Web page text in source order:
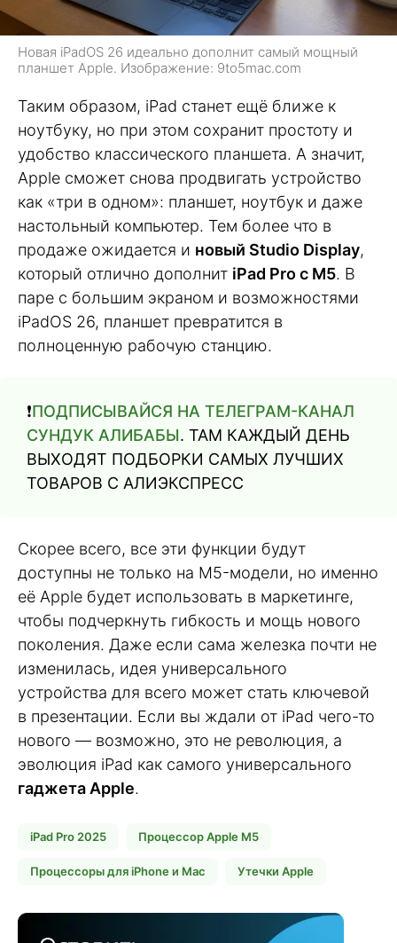
Новая iPadOS 26 идеально дополнит самый мощный
планшет Apple. Изображение: 9to5mac.com
Таким образом, iPad станет ещё ближе к
ноутбуку, но при этом сохранит простоту и
удобство классического планшета. А значит,
Apple сможет снова продвигать устройство
как «три в одном»: планшет, ноутбук и даже
настольный компьютер. Тем более что в
продаже ожидается и новый Studio Display,
который отлично дополнит iPad Pro с M5. В
паре с большим экраном и возможностями
iPadOS 26, планшет превратится в
полноценную рабочую станцию.
❗️ПОДПИСЫВАЙСЯ НА ТЕЛЕГРАМ-КАНАЛ
СУНДУК АЛИБАБЫ. ТАМ КАЖДЫЙ ДЕНЬ
ВЫХОДЯТ ПОДБОРКИ САМЫХ ЛУЧШИХ
ТОВАРОВ С АЛИЭКСПРЕСС
Скорее всего, все эти функции будут
доступны не только на M5-модели, но именно
её Apple будет использовать в маркетинге,
чтобы подчеркнуть гибкость и мощь нового
поколения. Даже если сама железка почти не
изменилась, идея универсального
устройства для всего может стать ключевой
в презентации. Если вы ждали от iPad чего-то
нового — возможно, это не революция, а
эволюция iPad как самого универсального
гаджета Apple.
iPad Pro 2025 Процессор Apple M5
Процессоры для iPhone и Mac Утечки Apple